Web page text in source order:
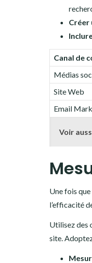
Créer
Canal de
Médias
Site Web
Email
Voir
Une fois
l’efficacité
Utilisez des
site.